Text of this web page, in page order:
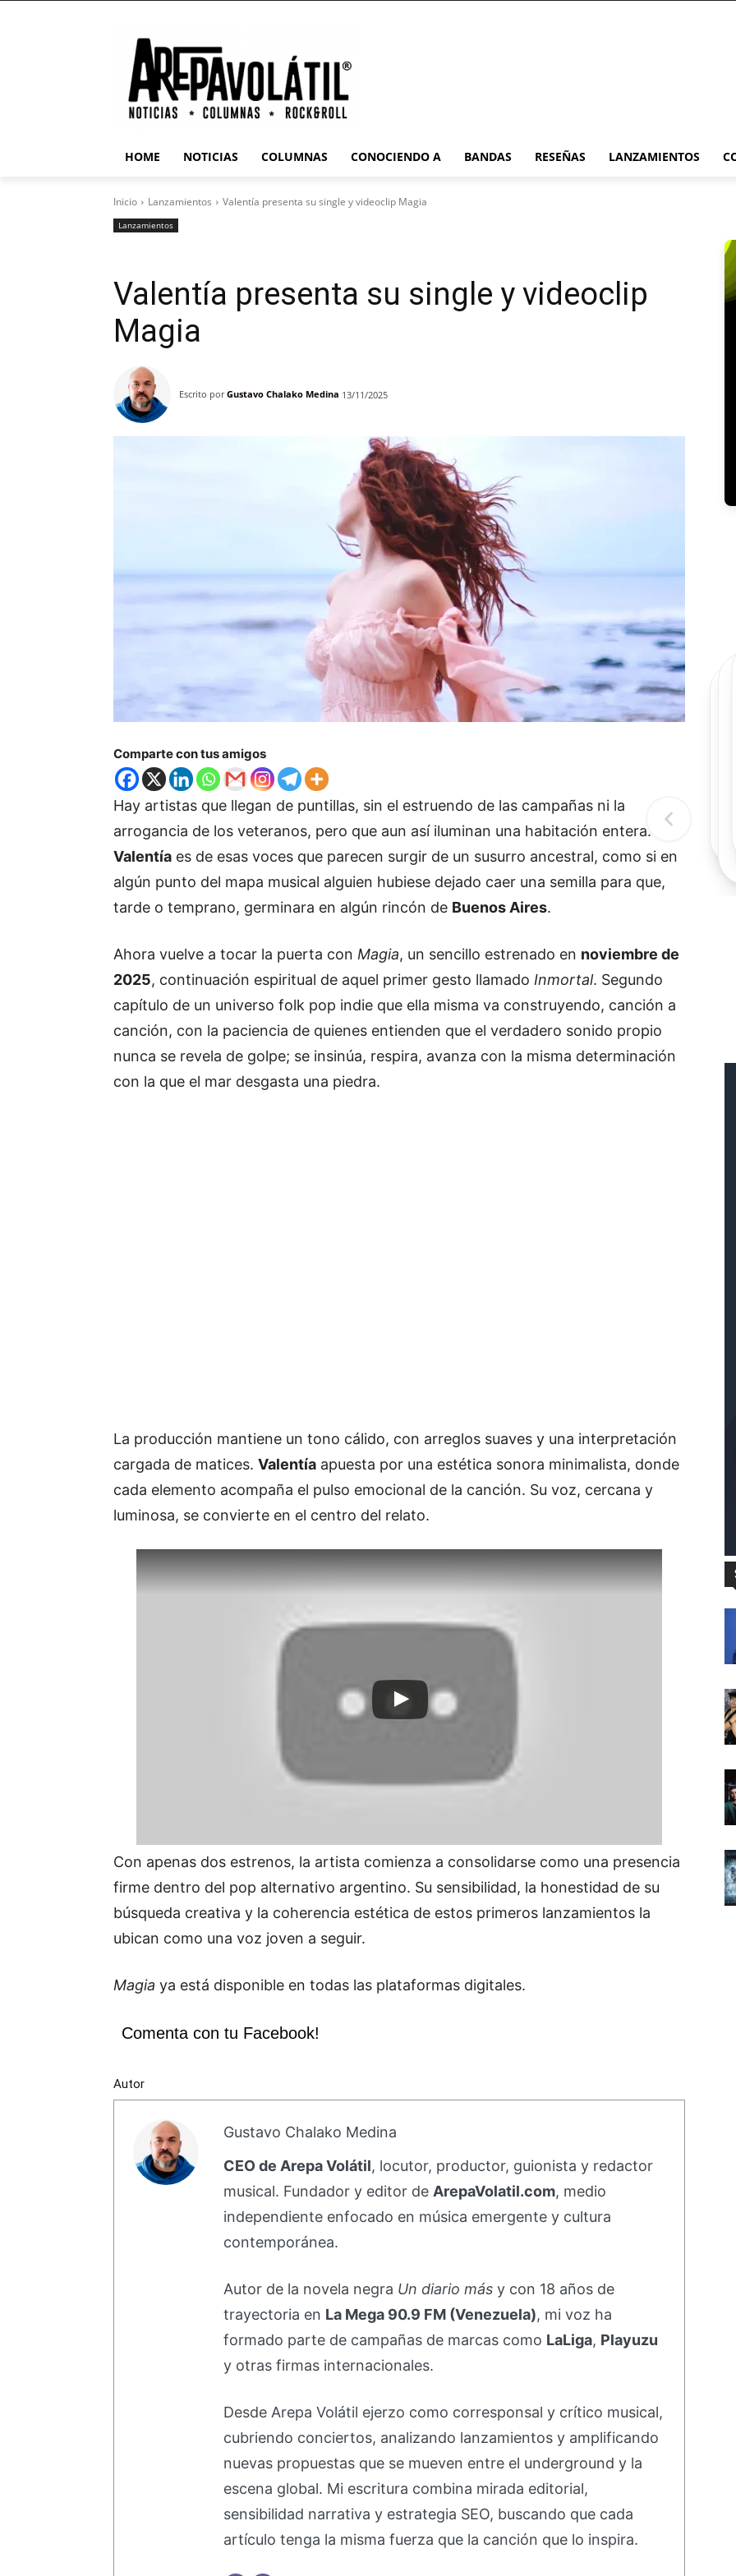
HOME NOTICIAS COLUMNAS CONOCIENDO A BANDAS RESEÑAS LANZAMIENTOS
Inicio Lanzamientos Valentía presenta su single y videoclip Magia
Lanzamientos
Valentía presenta su single y videoclip
Magia
Escrito por Gustavo Chalako Medina 13/11/2025
Comparte con tus amigos
Hay artistas que llegan de puntillas, sin el estruendo de las campañas ni la
arrogancia de los veteranos, pero que aun así iluminan una habitación entera.
Valentía es de esas voces que parecen surgir de un susurro ancestral, como si en
algún punto del mapa musical alguien hubiese dejado caer una semilla para que,
tarde o temprano, germinara en algún rincón de Buenos Aires.
Ahora vuelve a tocar la puerta con Magia, un sencillo estrenado en noviembre de
2025, continuación espiritual de aquel primer gesto llamado Inmortal. Segundo
capítulo de un universo folk pop indie que ella misma va construyendo, canción a
canción, con la paciencia de quienes entienden que el verdadero sonido propio
nunca se revela de golpe; se insinúa, respira, avanza con la misma determinación
con la que el mar desgasta una piedra.
La producción mantiene un tono cálido, con arreglos suaves y una interpretación
cargada de matices. Valentía apuesta por una estética sonora minimalista, donde
cada elemento acompaña el pulso emocional de la canción. Su voz, cercana y
luminosa, se convierte en el centro del relato.
Con apenas dos estrenos, la artista comienza a consolidarse como una presencia
firme dentro del pop alternativo argentino. Su sensibilidad, la honestidad de su
búsqueda creativa y la coherencia estética de estos primeros lanzamientos la
ubican como una voz joven a seguir.
Magia ya está disponible en todas las plataformas digitales.
Comenta con tu Facebook!
Autor
Gustavo Chalako Medina
CEO de Arepa Volátil, locutor, productor, guionista y redactor
musical. Fundador y editor de ArepaVolatil.com, medio
independiente enfocado en música emergente y cultura
contemporánea.
Autor de la novela negra Un diario másy con 18 años de
trayectoria en La Mega 90.9 FM (Venezuela), mi voz ha
formado parte de campañas de marcas como LaLiga, Playuzu
y otras firmas internacionales.
Desde Arepa Volátil ejerzo como corresponsal y crítico musical,
cubriendo conciertos, analizando lanzamientos y amplificando
nuevas propuestas que se mueven entre el underground y la
escena global. Mi escritura combina mirada editorial,
sensibilidad narrativa y estrategia SEO, buscando que cada
artículo tenga la misma fuerza que la canción que lo inspira.